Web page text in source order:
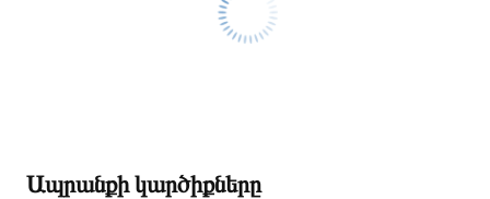
Ապրանքի կարծիքները